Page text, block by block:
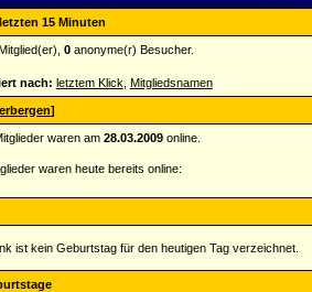
15 Minuten
0anonyme(r) Besucher.
nach: letztem Klick Mitgliedsnamen
]
waren am 28.03.2009online.
waren heute bereits online:
ist kein Geburtstag für den heutigen Tag verzeichnet.